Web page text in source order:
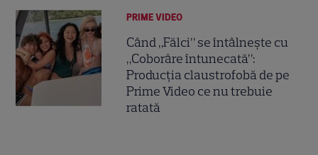
PRIME VIDEO
Când „Fălci” se întâlnește cu
„Coborâre întunecată”:
Producția claustrofobă de pe
Prime Video ce nu trebuie
ratată